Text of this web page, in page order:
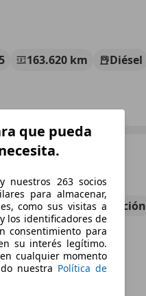
163.620 km Diésel
Sincomparación
que pueda
nuestros 263 socios
para almacenar,
como sus visitas a
los identificadores de
consentimiento para
su interés legítimo.
cualquier momento
nuestra Política de